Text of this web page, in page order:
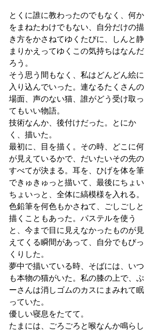
とくに誰に教わったのでもなく、何か
をまねたわけでもない、自分だけの描
き方をかさねてゆくたびに、しんと静
まりかえってゆくこの気持ちはなんだ
ろう。
そう思う間もなく、私はどんどん絵に
入り込んでいった。連なるたくさんの
場面、声のない猫、誰がどう受け取っ
てもいい物語。
技術なんか、後付けだった。とにか
く、描いた。
最初に、目を描く。その時、どこに何
が見えているかで、だいたいその先の
すべてが決まる。耳を、ひげを体を筆
できゅきゅっと描いて、最後にちょい
ちょいっと、全体に縞模様を入れる。
色鉛筆を何色もかさねて、ごしごしと
描くこともあった。パステルを使う
と、今まで目に見えなかったものが見
えてくる瞬間があって、自分でもびっ
くりした。
夢中で描いている時、そばには、いつ
も本物の猫がいた。私の膝の上で、ぷ
ーさんは消しゴムのカスにまみれて眠
っていた。
優しい寝息をたてて。
たまには、ごろごろと喉なんか鳴らし